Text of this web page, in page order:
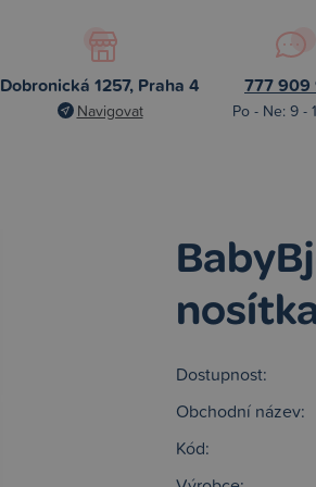
Dobronická 1257, Praha 4
Navigovat
777 909
Po - Ne: 9 -
Dostupnost:
Obchodní název:
Kód: